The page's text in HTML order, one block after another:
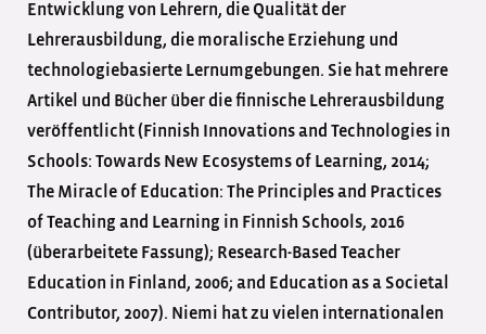
Entwicklung von Lehrern, die Qualität der
Lehrerausbildung, die moralische Erziehung und
technologiebasierte Lernumgebungen. Sie hat mehrere
Artikel und Bücher über die finnische Lehrerausbildung
veröffentlicht (Finnish Innovations and Technologies in
Schools: Towards New Ecosystems of Learning, 2014;
The Miracle of Education: The Principles and Practices
of Teaching and Learning in Finnish Schools, 2016
(überarbeitete Fassung); Research-Based Teacher
Education in Finland, 2006; and Education as a Societal
Contributor, 2007). Niemi hat zu vielen internationalen